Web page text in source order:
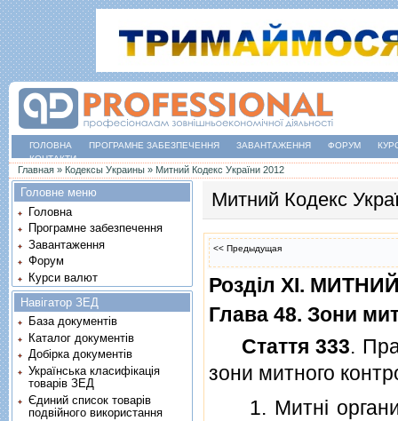
ГОЛОВНА ПРОГРАМНЕ ЗАБЕЗПЕЧЕННЯ ЗАВАНТАЖЕННЯ ФОРУМ
КОНТАКТИ
Ви є тут
Главная » Кодексы Украины » Митний Кодекс України 2012
Митний Кодекс
<< Предыдущая
Роздiл XI.
Глава 48. Зони
Стаття 333.
зони митного
1. Митнi органи
Головне меню
Головна
Програмне забезпечення
Завантаження
Форум
Курси валют
Навігатор ЗЕД
База документів
Каталог документів
Добірка документів
Українська класифікація
товарів ЗЕД
Єдиний список товарів
подвійного використання